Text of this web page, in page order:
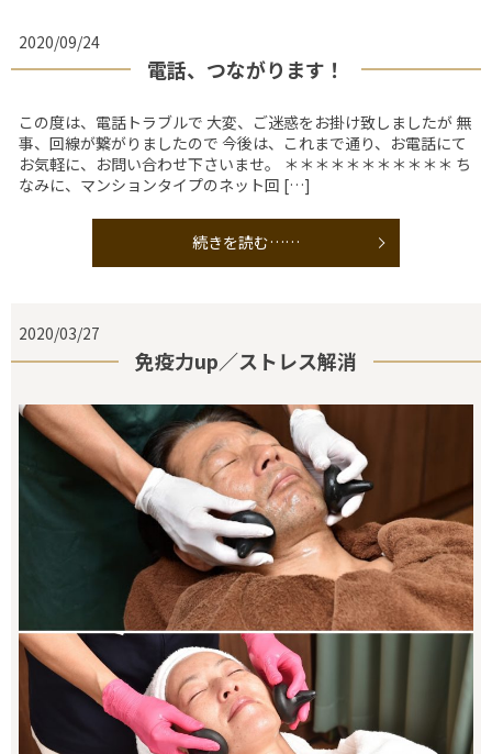
2020/09/24
電話、つながります！
この度は、電話トラブルで 大変、ご迷惑をお掛け致しましたが 無
事、回線が繋がりましたので 今後は、これまで通り、お電話にて
お気軽に、お問い合わせ下さいませ。 ＊＊＊＊＊＊＊＊＊＊＊ ち
なみに、マンションタイプのネット回 […]
続きを読む……
2020/03/27
免疫力up／ストレス解消